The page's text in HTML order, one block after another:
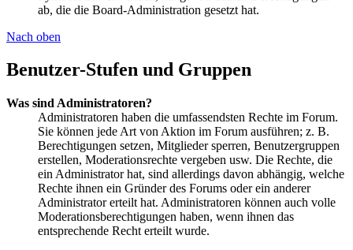
ab, die die Board-Administration gesetzt hat.
Nach oben
Benutzer-Stufen und Gruppen
Was sind Administratoren?
Administratoren haben die umfassendsten Rechte im Forum.
Sie können jede Art von Aktion im Forum ausführen; z. B.
Berechtigungen setzen, Mitglieder sperren, Benutzergruppen
erstellen, Moderationsrechte vergeben usw. Die Rechte, die
ein Administrator hat, sind allerdings davon abhängig, welche
Rechte ihnen ein Gründer des Forums oder ein anderer
Administrator erteilt hat. Administratoren können auch volle
Moderationsberechtigungen haben, wenn ihnen das
entsprechende Recht erteilt wurde.